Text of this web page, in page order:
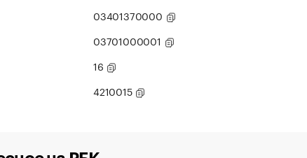
03401370000
03701000001
16
4210015